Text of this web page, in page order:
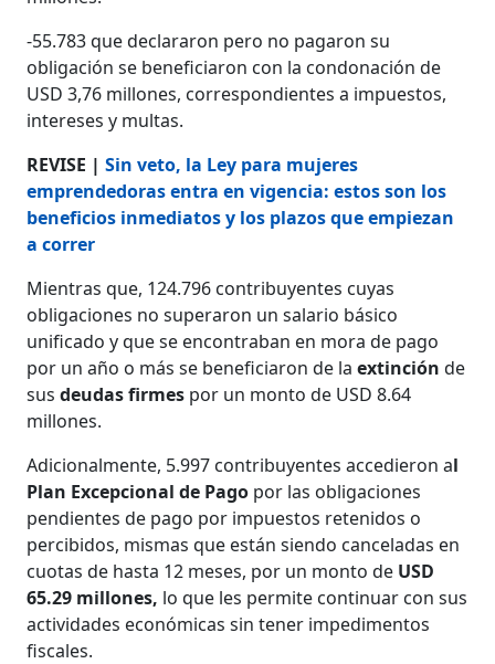
-55.783 que declararon pero no pagaron su
obligación se beneficiaron con la condonación de
USD 3,76 millones, correspondientes a impuestos,
intereses y multas.
REVISE |Sin veto, la Ley para mujeres
emprendedoras entra en vigencia: estos son los
beneficios inmediatos y los plazos que empiezan
a correr
Mientras que, 124.796 contribuyentes cuyas
obligaciones no superaron un salario básico
unificado y que se encontraban en mora de pago
por un año o más se beneficiaron de laextinciónde
susdeudas firmes por un monto de USD 8.64
millones.
Adicionalmente, 5.997 contribuyentes accedieron al
Plan Excepcional de Pago por las obligaciones
pendientes de pago por impuestos retenidos o
percibidos, mismas que están siendo canceladas en
cuotas de hasta 12 meses, por un monto de USD
65.29 millones, lo que les permite continuar con sus
actividades económicas sin tener impedimentos
fiscales.